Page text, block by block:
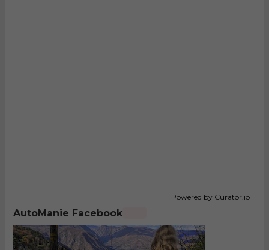
Powered by Curator.io
AutoManie Facebook